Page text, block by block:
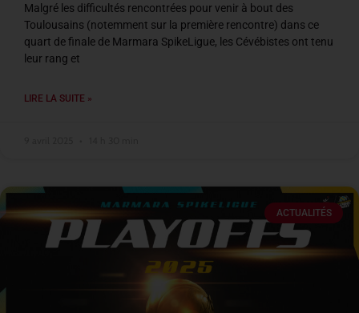
Malgré les difficultés rencontrées pour venir à bout des
Toulousains (notemment sur la première rencontre) dans ce
quart de finale de Marmara SpikeLigue, les Cévébistes ont tenu
leur rang et
LIRE LA SUITE »
ACTUALITÉS